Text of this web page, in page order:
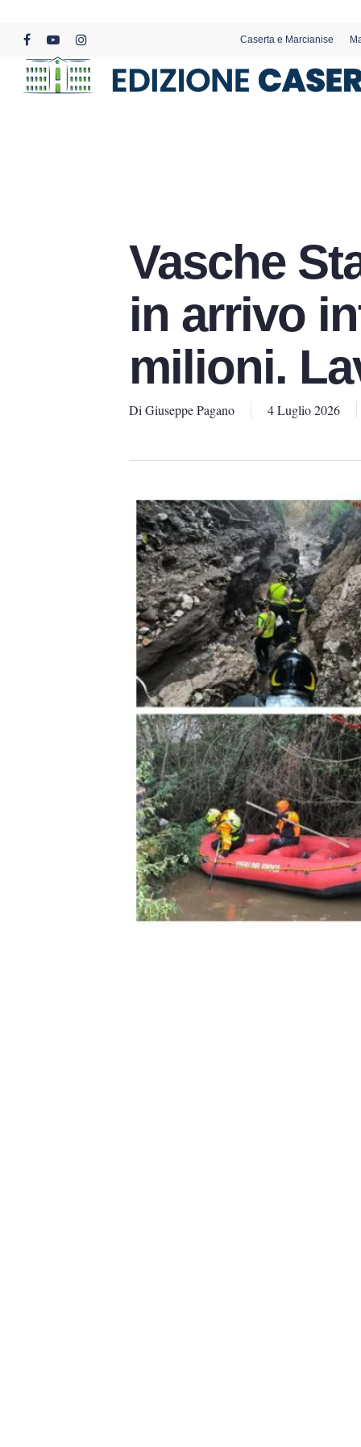
content
facebookyoutubeinstagram
Caserta e Marcianise
Vasche
in arrivo
milioni.
Di Giuseppe Pagano 4 Luglio 2026